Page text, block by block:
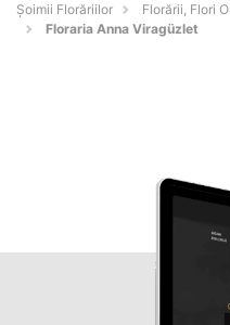
Șoimii Florăriilor
Florării, Flori
Floraria Anna Viragüzlet